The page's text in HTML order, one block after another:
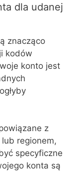
dla udanej
znacząco
kodów
konto jest
z
regionem,
specyficzne
konta są